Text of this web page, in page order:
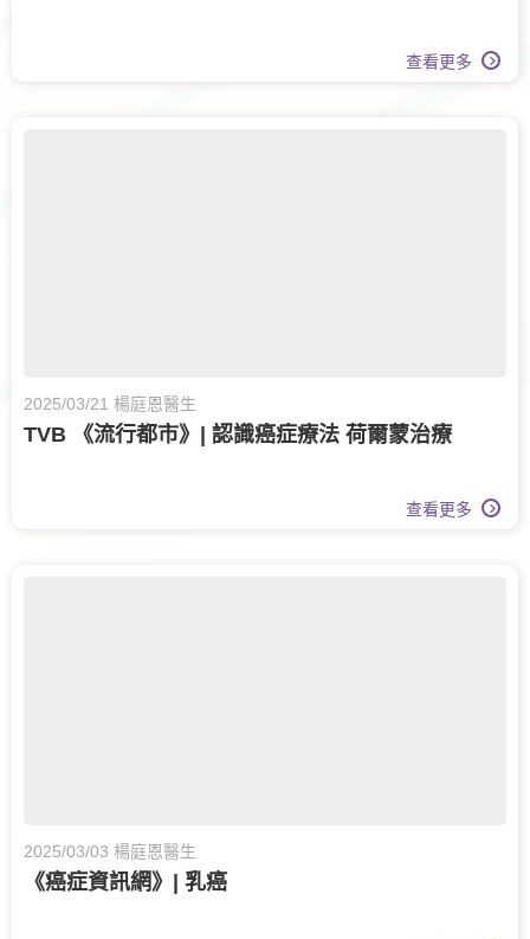
查看更多
2025/03/21 楊庭恩醫生
TVB 《流行都市》| 認識癌症療法 荷爾蒙治療
查看更多
2025/03/03 楊庭恩醫生
《癌症資訊網》| 乳癌